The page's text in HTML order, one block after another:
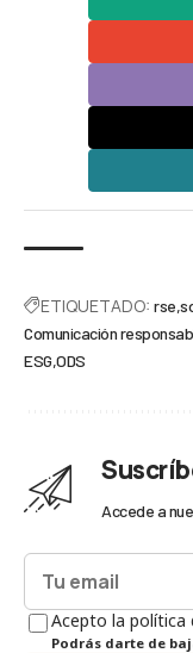
ETIQUETADO: rse
Comunicación
ESG ODS
Accede a
Acepto la política
Podrás darte de